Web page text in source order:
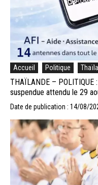
Accueil Politique
THAÏLANDE –
suspendue attendu le 29
Date de publication : 14/08/